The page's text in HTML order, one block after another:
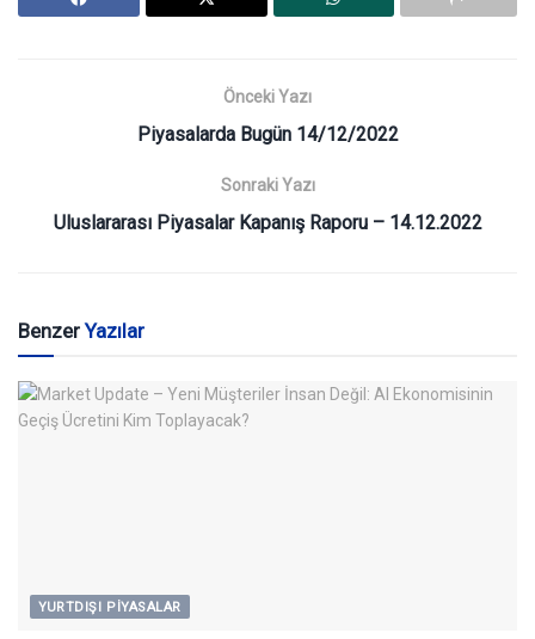
Önceki Yazı
Piyasalarda Bugün 14/12/2022
Sonraki Yazı
Uluslararası Piyasalar Kapanış Raporu – 14.12.2022
BenzerYazılar
YURTDIŞI PIYASALAR